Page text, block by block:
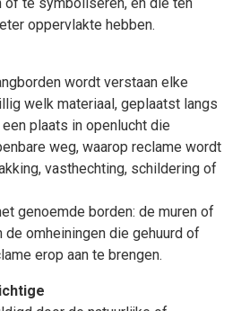
oppervlakte hebben.
wordt verstaan elke
welk materiaal, geplaatst langs
plaats in openlucht die
weg, waarop reclame wordt
vasthechting, schildering of
genoemde borden: de muren of
de omheiningen die gehuurd of
erop aan te brengen.